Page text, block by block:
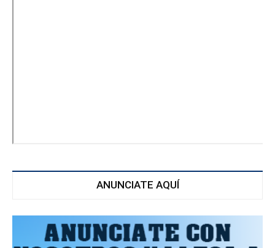
ANUNCIATE AQUÍ